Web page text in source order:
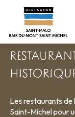
contenu
principal
Accueil Vivre
Restaurants
Les restaurants
Saint-Michel pour